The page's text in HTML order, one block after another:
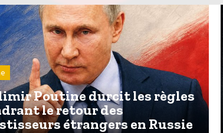
Poutine durcit les règles
le retour des
étrangers en Russie